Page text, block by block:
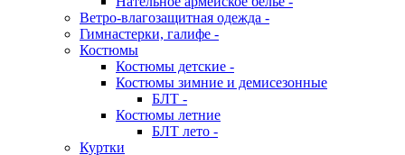
Ветро-влагозащитная одежда -
Гимнастерки, галифе -
Костюмы
Костюмы детские -
Костюмы зимние и демисезонные
БЛТ -
Костюмы летние
БЛТ лето -
Куртки